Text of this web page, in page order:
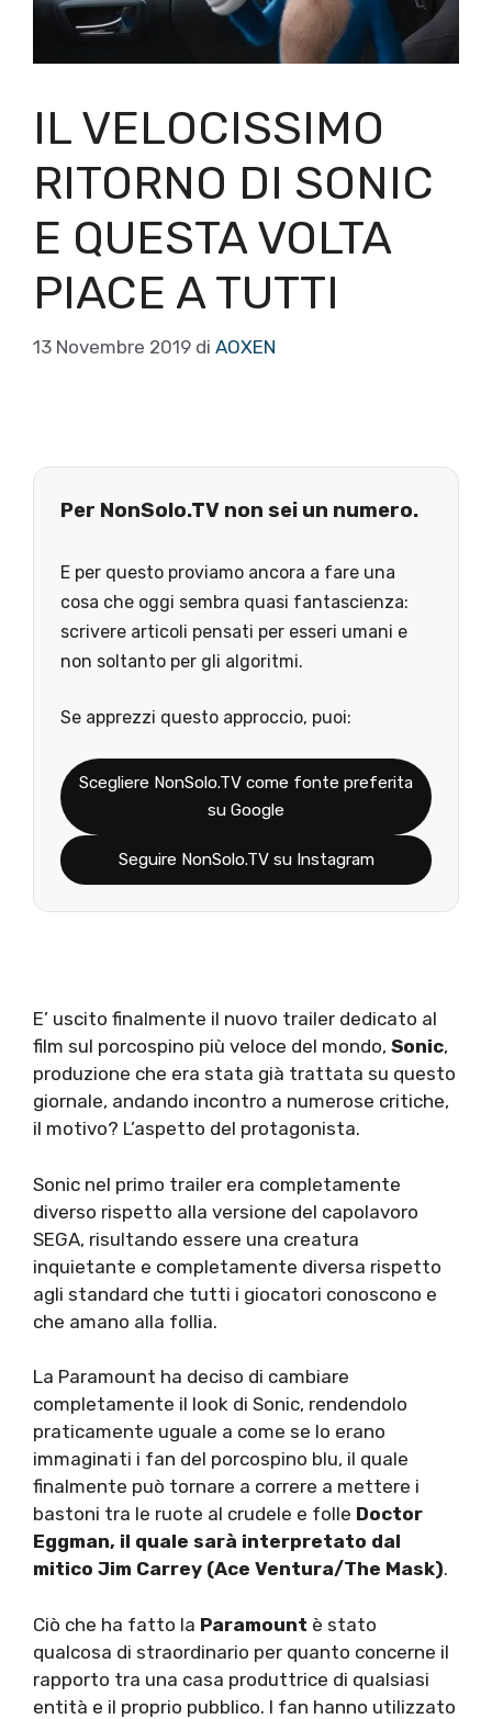
IL VELOCISSIMO
RITORNO DI SONIC
E QUESTA VOLTA
PIACE A TUTTI
13 Novembre 2019 di AOXEN
Per NonSolo.TV non sei un numero.
E per questo proviamo ancora a fare una
cosa che oggi sembra quasi fantascienza:
scrivere articoli pensati per esseri umani e
non soltanto per gli algoritmi.
Se apprezzi questo approccio, puoi:
Scegliere NonSolo.TV come fonte preferita
su Google
Seguire NonSolo.TV su Instagram
E’ uscito finalmente il nuovo trailer dedicato al
film sul porcospino più veloce del mondo, Sonic,
produzione che era stata già trattata su questo
giornale, andando incontro a numerose critiche,
il motivo? L’aspetto del protagonista.
Sonic nel primo trailer era completamente
diverso rispetto alla versione del capolavoro
SEGA, risultando essere una creatura
inquietante e completamente diversa rispetto
agli standard che tutti i giocatori conoscono e
che amano alla follia.
La Paramount ha deciso di cambiare
completamente il look di Sonic, rendendolo
praticamente uguale a come se lo erano
immaginati i fan del porcospino blu, il quale
finalmente può tornare a correre a mettere i
bastoni tra le ruote al crudele e folle Doctor
Eggman, il quale sarà interpretato dal
mitico Jim Carrey (Ace Ventura/The Mask).
Ciò che ha fatto la Paramount è stato
qualcosa di straordinario per quanto concerne il
rapporto tra una casa produttrice di qualsiasi
entità e il proprio pubblico. I fan hanno utilizzato